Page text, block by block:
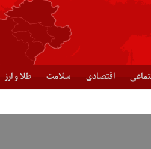
اقتصادی سلامت طلا و ارز